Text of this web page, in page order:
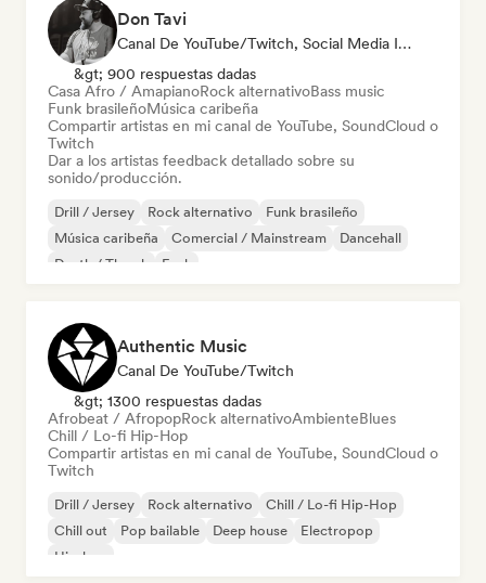
Don Tavi
Canal De YouTube/Twitch, Social Media Influencer
&gt; 900 respuestas dadas
Casa Afro / AmapianoRock alternativoBass music
Funk brasileñoMúsica caribeña
Compartir artistas en mi canal de YouTube, SoundCloud o
Twitch
Dar a los artistas feedback detallado sobre su
sonido/producción.
Drill / Jersey Rock alternativo
Funk brasileño
Música caribeña
Comercial / Mainstream
Dancehall
Death / Thrash
Funk
Authentic Music
Canal De YouTube/Twitch
&gt; 1300 respuestas dadas
Afrobeat / AfropopRock alternativoAmbienteBlues
Chill / Lo-fi Hip-Hop
Compartir artistas en mi canal de YouTube, SoundCloud o
Twitch
Drill / Jersey Rock alternativo
Chill / Lo-fi Hip-Hop
Chill out
Pop bailable Deep house
Electropop
Hip-hop